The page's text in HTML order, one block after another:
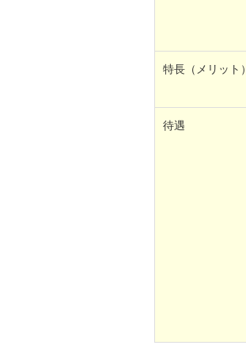
特長（メリット）
待遇